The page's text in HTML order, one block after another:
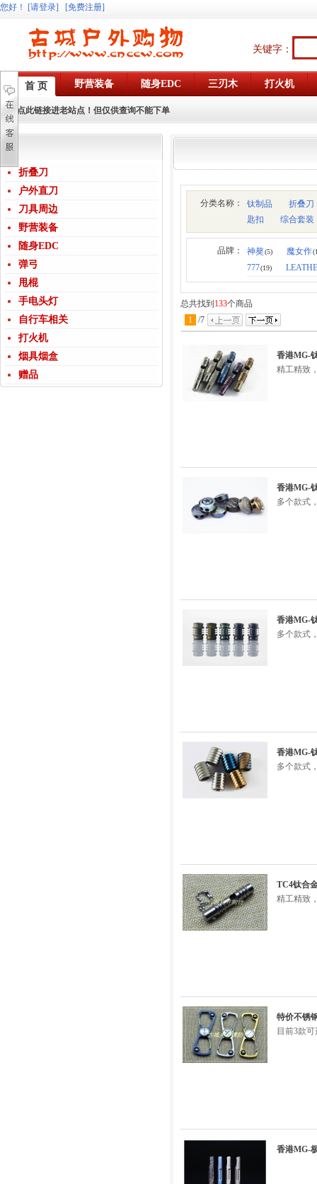
您好 ！ [请登录] [免费注册]
关键字：
首 页 野营装备 随身EDC 三刃木 打火机
点此链接进老站点！但仅供查询不能下单
折叠刀
户外直刀
刀具周边
野营装备
随身EDC
弹弓
甩棍
手电头灯
自行车相关
打火机
烟具烟盒
赠品
分类名称： 钛制品
折叠刀
匙扣
综合套装
品牌： 神獒(5) 魔女作
777(19)
总共找到 133个商品
1 /7
香港MG-
精工精致
香港MG-
多个款式
香港MG-
多个款式
香港MG-
多个款式
TC4钛合
精工精致
特价不锈
目前3款可
香港MG-